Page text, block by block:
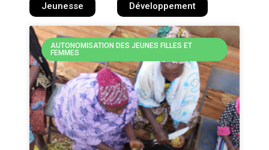
Jeunesse
Développement
AUTONOMISATION DES JEUNES FILLES ET
FEMMES